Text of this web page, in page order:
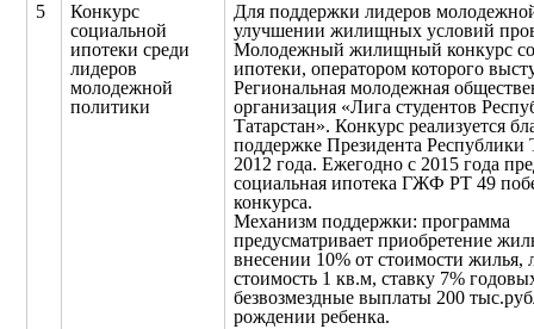
5
Конкурс
социальной
ипотеки среди
лидеров
молодежной
политики
Для поддержки лидеров
улучшении жилищных условий
Молодежный жилищный конкурс
ипотеки, оператором которого
Региональная молодежная
организация «Лига студентов
Татарстан». Конкурс реализуется
поддержке Президента Республики
2012 года. Ежегодно с 2015 года
социальная ипотека ГЖФ РТ 49
конкурса.
Механизм поддержки: программа
предусматривает приобретение
внесении 10% от стоимости жилья,
стоимость 1 кв.м, ставку 7%
безвозмездные выплаты 200
рождении ребенка.